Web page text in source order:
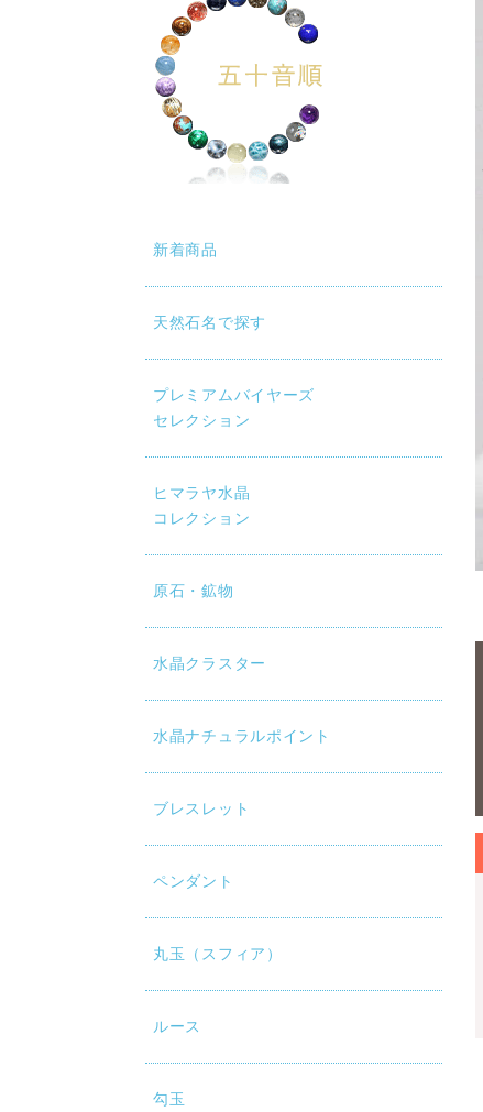
新着商品
天然石名で探す
プレミアムバイヤーズ
セレクション
ヒマラヤ水晶
コレクション
原石・鉱物
水晶クラスター
水晶ナチュラルポイント
ブレスレット
ペンダント
丸玉（スフィア）
ルース
勾玉